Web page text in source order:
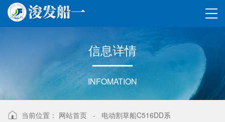
信息详情
INFOMATION
当前位置： 网站首页 - 电动割草船C516DD系